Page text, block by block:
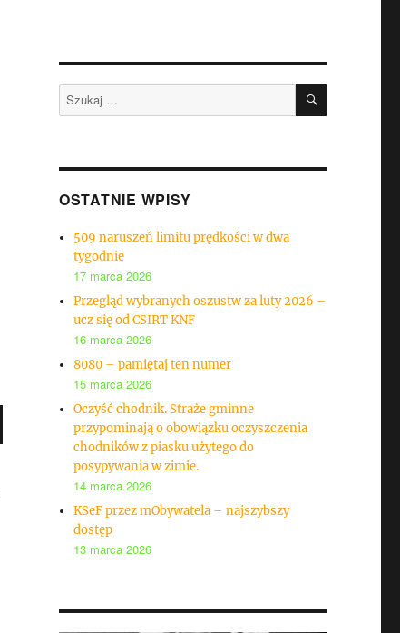
Szukaj: SZUKAJ
OSTATNIE WPISY
509 naruszeń limitu prędkości w dwa
tygodnie
17 marca 2026
Przegląd wybranych oszustw za luty 2026 –
ucz się od CSIRT KNF
16 marca 2026
8080 – pamiętaj ten numer
15 marca 2026
Oczyść chodnik. Straże gminne
przypominają o obowiązku oczyszczenia
chodników z piasku użytego do
posypywania w zimie.
14 marca 2026
KSeF przez mObywatela – najszybszy
dostęp
13 marca 2026